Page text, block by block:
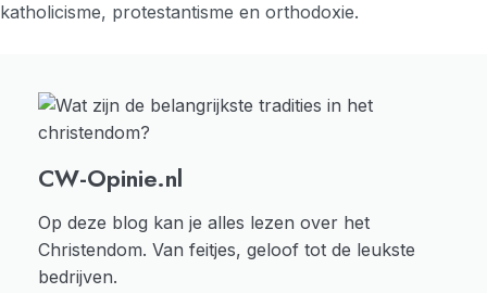
katholicisme, protestantisme en orthodoxie.
CW-Opinie.nl
Op deze blog kan je alles lezen over het
Christendom. Van feitjes, geloof tot de leukste
bedrijven.